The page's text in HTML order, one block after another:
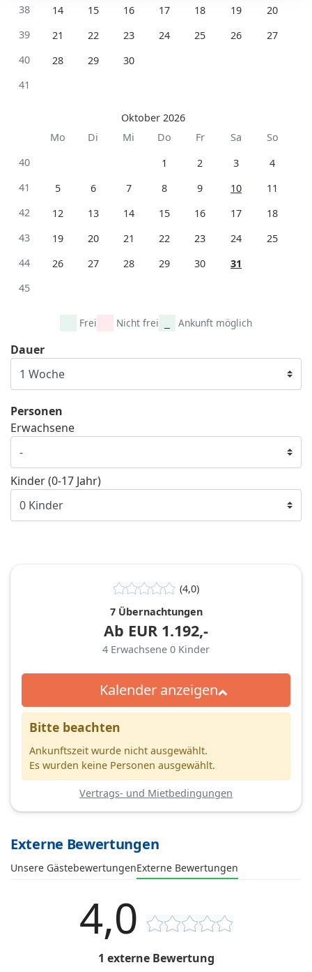
38 14 15 16 17 18 19
20
39
21 22 23 24 25 26
27
40
28 29
30
41
Oktober 2026
Mo
Di Mi Do Fr Sa
So
40
1 2 3
4
41
5 6 7 8 9 10
11
42
12 13 14 15 16 17
18
43
19 20 21 22 23 24
25
44
26 27 28 29 30
31
45
Frei Nicht frei Ankunft möglich
Dauer
Personen
Erwachsene
Kinder (0-17 Jahr)
(4,0)
7 Übernachtungen
Ab EUR 1.192,-
4 Erwachsene 0 Kinder
Kalender anzeigen
Bitte beachten
Ankunftszeit wurde nicht ausgewählt.
Es wurden keine Personen ausgewählt.
Vertrags- und Mietbedingungen
Externe Bewertungen
Unsere GästebewertungenExterne Bewertungen
4,0
1 externe Bewertung